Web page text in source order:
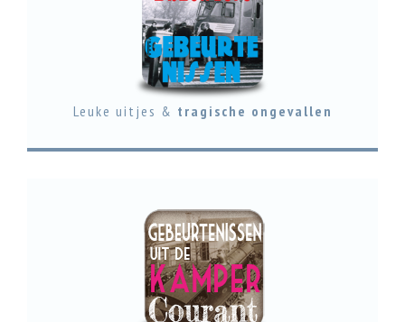
Leuke uitjes & tragische ongevallen